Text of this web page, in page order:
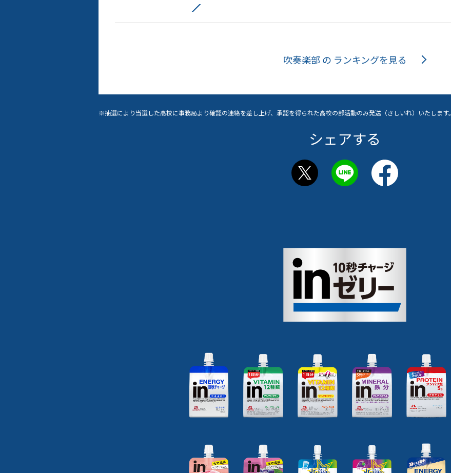
吹奏楽部 の ランキングを見る
※抽選により当選した高校に事務局より確認の連絡を差し上げ、承認を得られた高校の部活動のみ発送（さしいれ）いたします。
シェアする